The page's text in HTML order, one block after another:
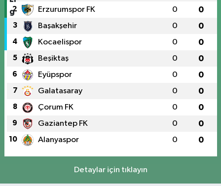
2 Erzurumspor FK 0 0
3 Başakşehir 0 0
4 Kocaelispor 0 0
5 Beşiktaş 0 0
6 Eyüpspor 0 0
7 Galatasaray 0 0
8 Çorum FK 0 0
9 Gaziantep FK 0 0
10 Alanyaspor 0 0
Detaylar için tıklayın